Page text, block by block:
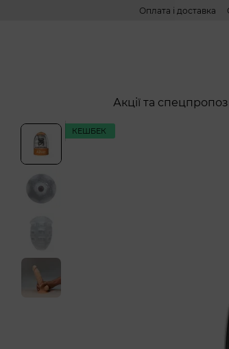
Перейти до основного контентуОплата і доставка
Акції та
КЕШБЕК